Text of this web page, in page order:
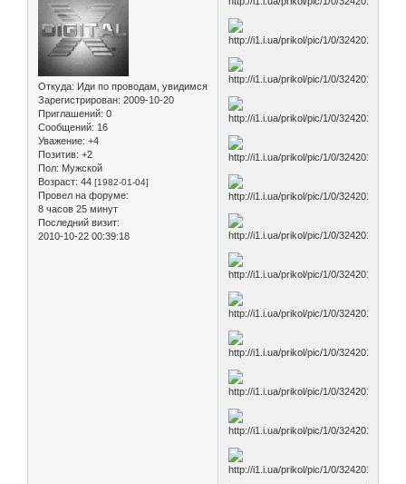
Откуда: Иди по проводам, увидимся
Зарегистрирован: 2009-10-20
Приглашений: 0
Сообщений: 16
Уважение: +4
Позитив: +2
Пол: Мужской
Возраст: 44 [1982-01-04]
Провел на форуме:
8 часов 25 минут
Последний визит:
2010-10-22 00:39:18